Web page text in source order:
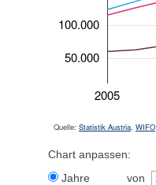
2005
50.000
100.000
Quelle: Statistik Austria, WIFO
Chart anpassen:
Jahre
von